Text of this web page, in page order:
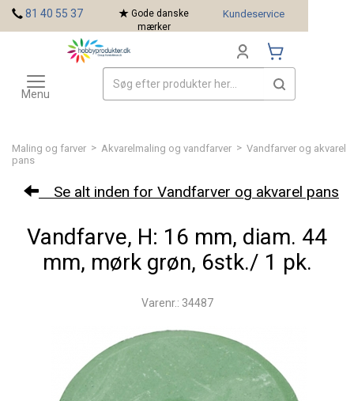
Maling og farver > Akvarelmaling og vandfarver > Vandfarver og akvarel
pans
Se alt inden for Vandfarver og akvarel pans
Vandfarve, H: 16 mm, diam. 44
mm, mørk grøn, 6stk./ 1 pk.
Varenr.: 34487
81 40 55 37
Gode danske
mærker
Kundeservice
Toggle
navigation
Menu
Mærker